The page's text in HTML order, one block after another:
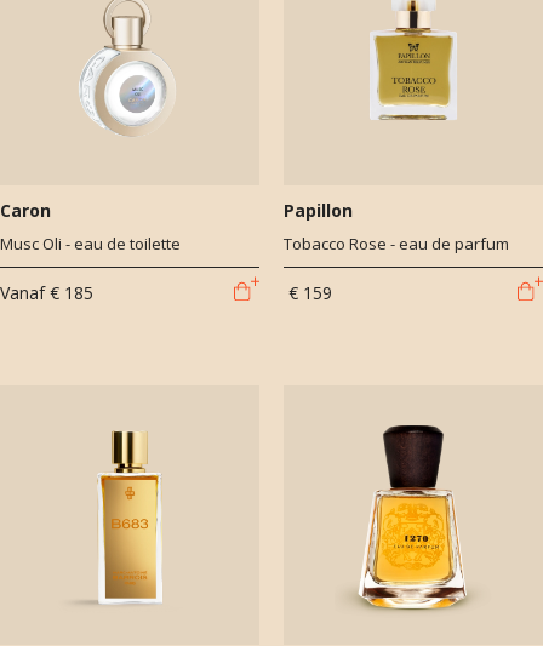
Caron
Musc Oli - eau de toilette
Vanaf € 185
Papillon
Tobacco Rose - eau de parfum
€ 159